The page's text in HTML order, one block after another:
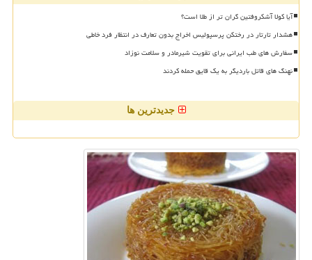
آیا کولا آشکروفتین گران تر از طلا است؟
هشدار تارتار در رختکن پرسپولیس اخراج بدون تعارف در انتظار فرد خاطی
سفارش های طب ایرانی برای تقویت شیرمادر و سلامت نوزاد
نهنگ های قاتل باردیگر به یک قایق حمله کردند
جدیدترین ها